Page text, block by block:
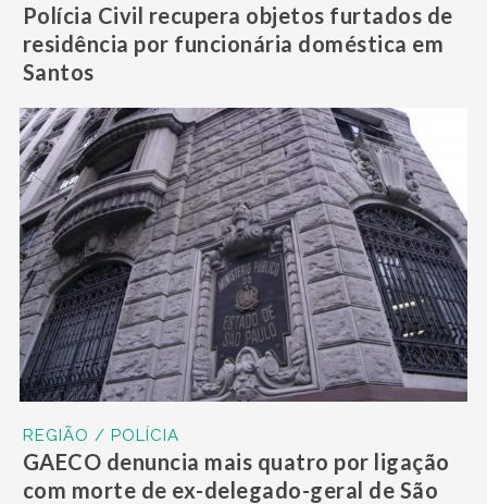
Polícia Civil recupera objetos furtados de
residência por funcionária doméstica em
Santos
REGIÃO / POLÍCIA
GAECO denuncia mais quatro por ligação
com morte de ex-delegado-geral de São